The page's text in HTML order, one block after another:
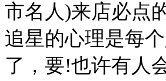
市名人)来店必点
追星的心理是每
了，要!也许有人